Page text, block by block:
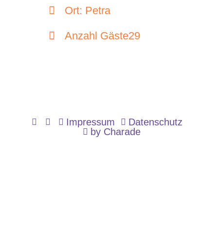
Ort: Petra
Anzahl Gäste29
Impressum
Datenschutz
by Charade